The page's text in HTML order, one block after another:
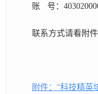
账 号：
联系方式请看附件
附件：“科技精英